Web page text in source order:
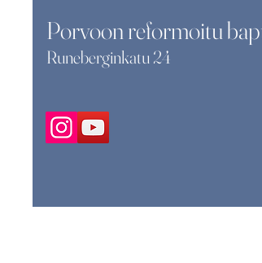
Porvoon reformoitu
Runeberginkatu 24